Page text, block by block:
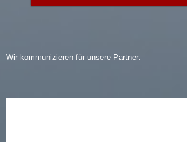
Wir kommunizieren für unsere Partner: